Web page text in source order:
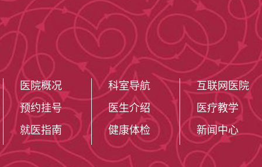
医院概况
预约挂号
就医指南
科室导航
医生介绍
健康体检
互联网医院
医疗教学
新闻中心